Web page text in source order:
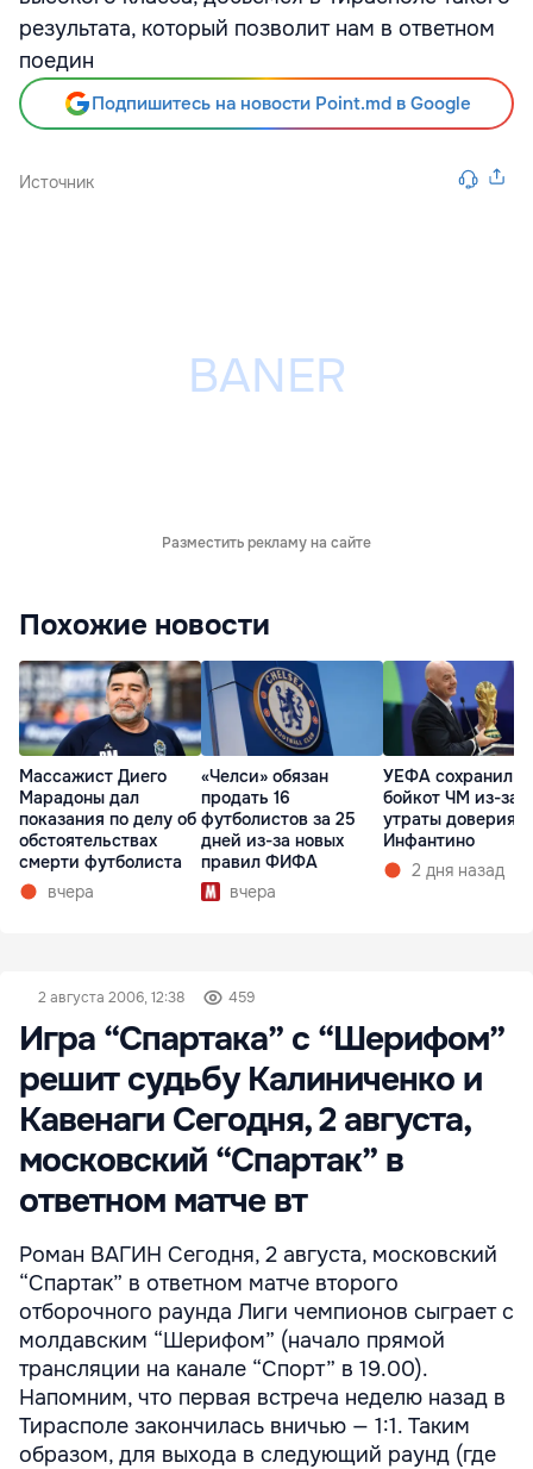
результата, который позволит нам в ответном
поедин
Подпишитесь на новости Point.md в Google
Источник
Разместить рекламу на сайте
Похожие новости
Массажист Диего
Марадоны дал
показания по делу об
обстоятельствах
смерти футболиста
вчера
«Челси» обязан
продать 16
футболистов за 25
дней из-за новых
правил ФИФА
вчера
УЕФА сохранил
бойкот ЧМ из-за
утраты доверия к
Инфантино
2 дня назад
2 августа 2006, 12:38 459
Игра “Спартака” с “Шерифом”
решит судьбу Калиниченко и
Кавенаги Сегодня, 2 августа,
московский “Спартак” в
ответном матче вт
Роман ВАГИН Сегодня, 2 августа, московский
“Спартак” в ответном матче второго
отборочного раунда Лиги чемпионов сыграет с
молдавским “Шерифом” (начало прямой
трансляции на канале “Спорт” в 19.00).
Напомним, что первая встреча неделю назад в
Тирасполе закончилась вничью — 1:1. Таким
образом, для выхода в следующий раунд (где